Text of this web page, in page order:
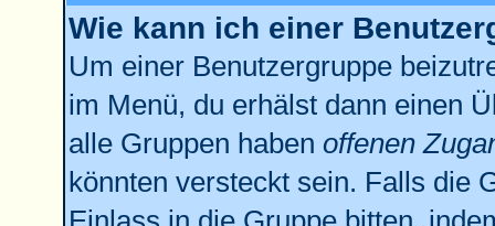
Wie kann ich einer
Um einer Benutzergruppe
im Menü, du erhälst dann einen
alle Gruppen haben offenen
könnten versteckt sein. Falls die